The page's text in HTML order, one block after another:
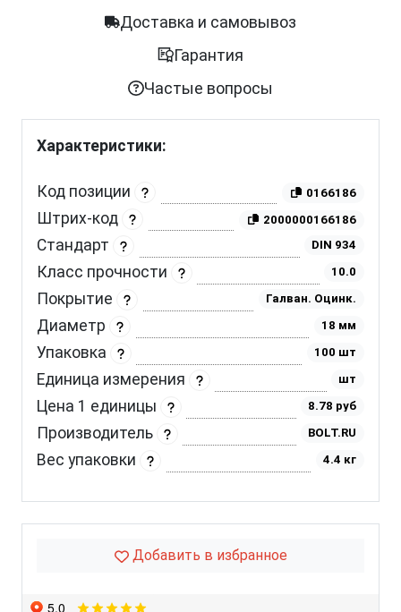
Доставка и самовывоз
Гарантия
Частые вопросы
Характеристики:
Код позиции 0166186
Штрих-код 2000000166186
Стандарт DIN 934
Класс прочности 10.0
Покрытие Галван. Оцинк.
Диаметр 18 мм
Упаковка 100 шт
Единица измерения шт
Цена 1 единицы 8.78 руб
Производитель BOLT.RU
Вес упаковки 4.4 кг
Добавить в избранное